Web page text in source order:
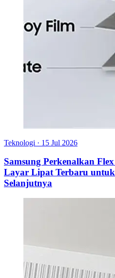
Teknologi · 15 Jul 2026
Samsung Perkenalkan
Layar Lipat Terbaru
Selanjutnya